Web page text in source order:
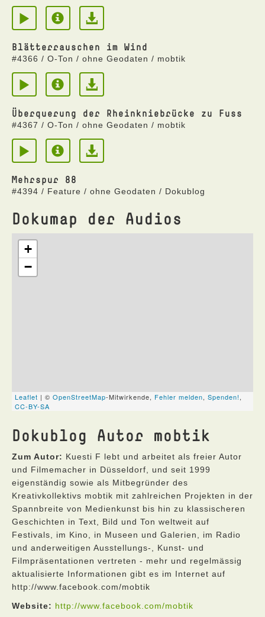
Blätterrauschen im Wind
#4366 / O-Ton / ohne Geodaten / mobtik
Überquerung der Rheinkniebrücke zu Fuss
#4367 / O-Ton / ohne Geodaten / mobtik
Mehrspur 88
#4394 / Feature / ohne Geodaten / Dokublog
Dokumap der Audios
Dokublog Autor mobtik
Zum Autor: Kuesti F lebt und arbeitet als freier Autor
und Filmemacher in Düsseldorf, und seit 1999
eigenständig sowie als Mitbegründer des
Kreativkollektivs mobtik mit zahlreichen Projekten in der
Spannbreite von Medienkunst bis hin zu klassischeren
Geschichten in Text, Bild und Ton weltweit auf
Festivals, im Kino, in Museen und Galerien, im Radio
und anderweitigen Ausstellungs-, Kunst- und
Filmpräsentationen vertreten - mehr und regelmässig
aktualisierte Informationen gibt es im Internet auf
http://www.facebook.com/mobtik
Website: http://www.facebook.com/mobtik